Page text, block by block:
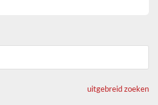
uitgebreid zoeken